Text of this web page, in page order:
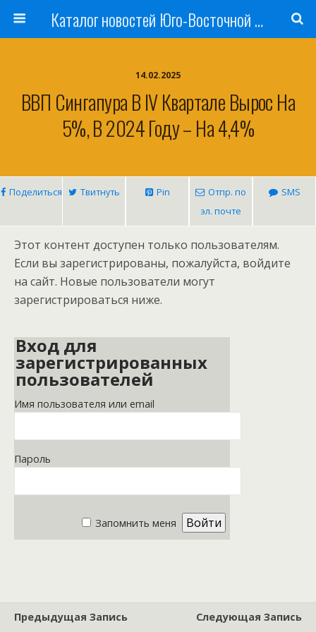
Каталог новостей Юго-Восточной Азии, Австралии и Океании
14.02.2025
ВВП Сингапура В IV Квартале Вырос На
5%, В 2024 Году – На 4,4%
Поделиться Твитнуть Pin
Отпр. по
эл. почте
SMS
Этот контент доступен только пользователям.
Если вы зарегистрированы, пожалуйста, войдите
на сайт. Новые пользователи могут
зарегистрироваться ниже.
Вход для
зарегистрированных
пользователей
Имя пользователя или email
Пароль
Запомнить меня
Предыдущая Запись
Следующая Запись